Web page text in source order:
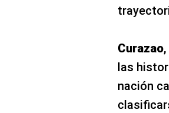
Curazao
las
nación